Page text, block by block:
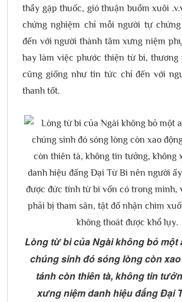
thầy gặp thuốc, gió thuận buồm xuôi
chứng nghiệm chỉ mỗi người tự
đến với người thành tâm xưng niệm
hay làm việc phước thiện từ bi, thương
cũng giống như tin tức chỉ đến với
thanh tốt.
Lòng từ bi của Ngài không bỏ một
chúng sinh đó sóng lòng còn
tánh còn thiên tà, không tin
xưng niệm danh hiệu đấng Đại